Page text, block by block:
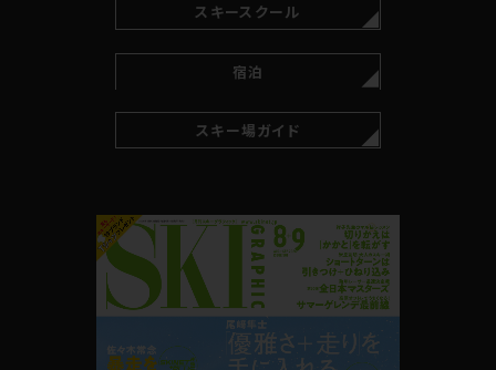
スキースクール
宿泊
スキー場ガイド